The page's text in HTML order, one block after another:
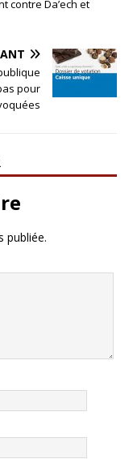
contre Da’ech et
pour
publiée.